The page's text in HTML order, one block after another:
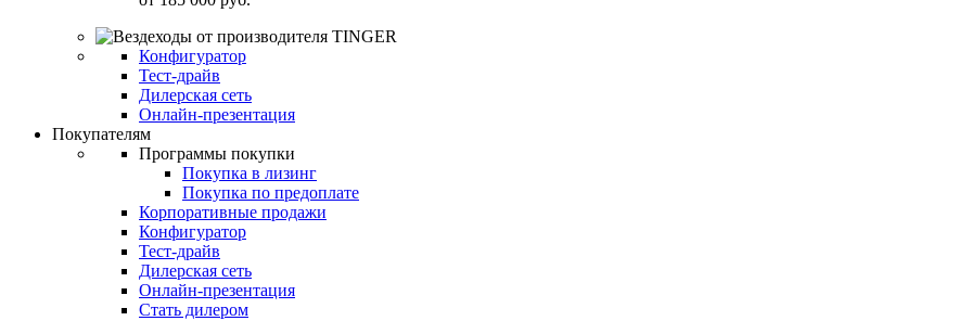
Конфигуратор
Тест-драйв
Дилерская сеть
Онлайн-презентация
Покупателям
Программы покупки
Покупка в лизинг
Покупка по предоплате
Корпоративные продажи
Конфигуратор
Тест-драйв
Дилерская сеть
Онлайн-презентация
Стать дилером